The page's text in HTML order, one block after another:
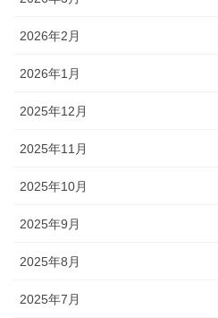
2026年2月
2026年1月
2025年12月
2025年11月
2025年10月
2025年9月
2025年8月
2025年7月